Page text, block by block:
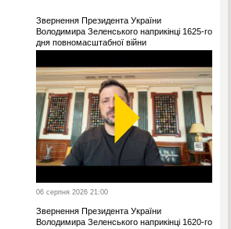
Звернення Президента України
Володимира Зеленського наприкінці 1625-го
дня повномасштабної війни
06 серпня 2026 21:00
Звернення Президента України
Володимира Зеленського наприкінці 1620-го